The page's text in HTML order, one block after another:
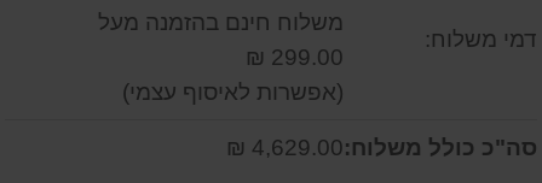
דמי משלוח:
משלוח חינם בהזמנה מעל
299.00 ₪
(אפשרות לאיסוף עצמי)
סה"כ כולל משלוח:4,629.00 ₪